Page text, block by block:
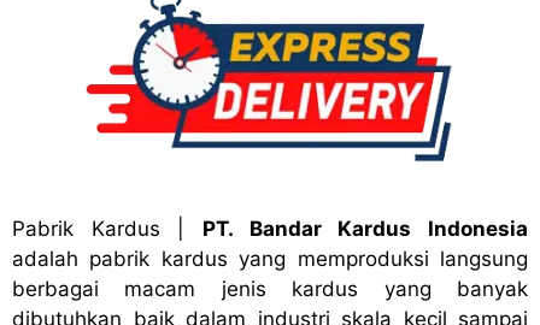
Pabrik Kardus
PT. Bandar Kardus Indonesia
adalah pabrik kardus yang memproduksi langsung
berbagai macam jenis kardus yang banyak
dibutuhkan baik dalam industri skala kecil sampai